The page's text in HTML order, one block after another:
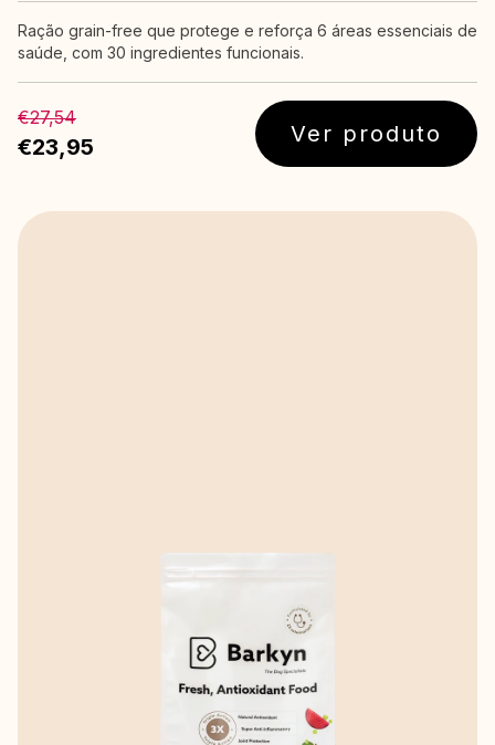
Ração grain-free que protege e reforça 6 áreas essenciais de
saúde, com 30 ingredientes funcionais.
€27,54
€23,95 Ver produto